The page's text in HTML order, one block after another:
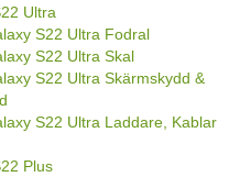
Ultra
S22 Ultra Fodral
S22 Ultra Skal
S22 Ultra Skärmskydd &
S22 Ultra Laddare, Kablar
Plus